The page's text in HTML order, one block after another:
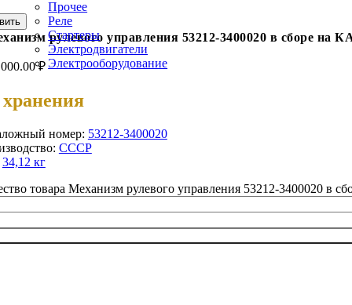
Прочее
Реле
Стартеры
Электродвигатели
Электрооборудование
рулевого управления 53212-3400020 в сборе на
₽
номер: 53212-3400020
СССР
34,12 кг
товара Механизм рулевого управления 53212-3400020 в